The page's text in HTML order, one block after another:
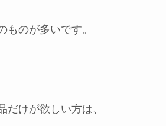
ものが多いです。
だけが欲しい方は、